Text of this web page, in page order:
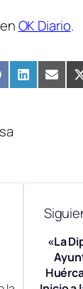
OK Diario.
Compartir
en
Facebook
en
LinkedIn
en
«La